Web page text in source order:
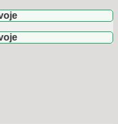
🚛 Užsakymams nuo
🚛 Užsakymams nuo